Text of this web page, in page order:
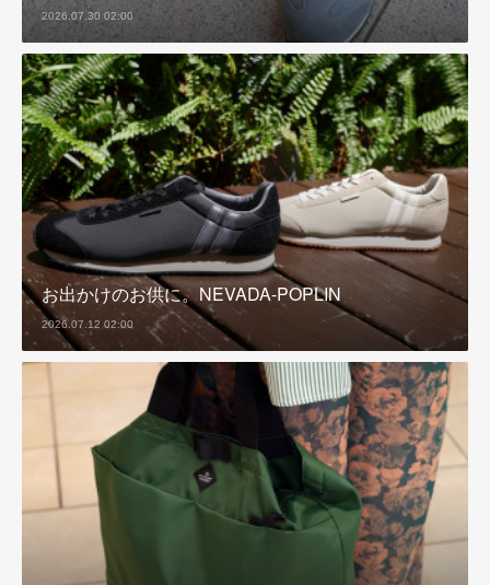
2026.07.30 02:00
お出かけのお供に。NEVADA-POPLIN
2026.07.12 02:00